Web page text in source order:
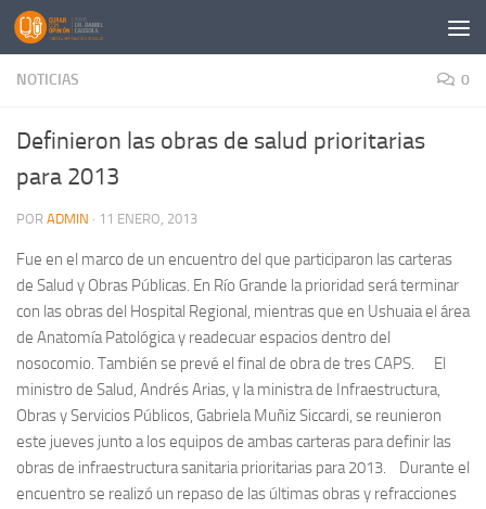
Saltar al contenido
NOTICIAS 0
Definieron las obras de salud prioritarias
para 2013
POR ADMIN · 11 ENERO, 2013
Fue en el marco de un encuentro del que participaron las carteras
de Salud y Obras Públicas. En Río Grande la prioridad será terminar
con las obras del Hospital Regional, mientras que en Ushuaia el área
de Anatomía Patológica y readecuar espacios dentro del
nosocomio. También se prevé el final de obra de tres CAPS. El
ministro de Salud, Andrés Arias, y la ministra de Infraestructura,
Obras y Servicios Públicos, Gabriela Muñiz Siccardi, se reunieron
este jueves junto a los equipos de ambas carteras para definir las
obras de infraestructura sanitaria prioritarias para 2013. Durante el
encuentro se realizó un repaso de las últimas obras y refracciones